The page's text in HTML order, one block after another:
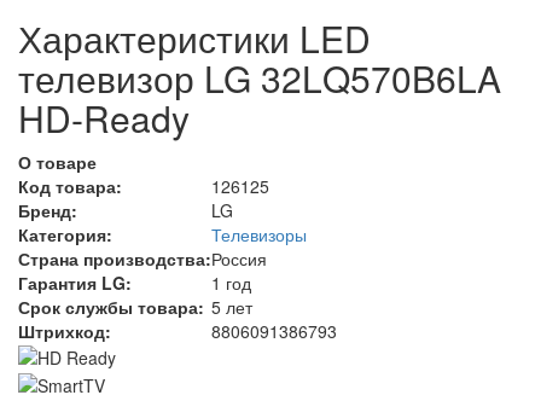
Характеристики LED
телевизор LG 32LQ570B6LA
HD-Ready
О товаре
Код товара:
126125
Бренд:
LG
Категория:
Телевизоры
Страна производства:Россия
Гарантия LG:
1 год
Срок службы товара: 5 лет
Штрихкод:
8806091386793